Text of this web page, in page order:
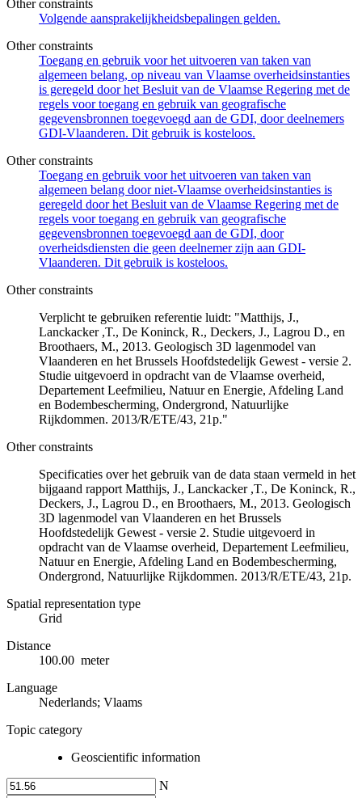
Other constraints
Volgende aansprakelijkheidsbepalingen gelden.
Other constraints
Toegang en gebruik voor het uitvoeren van taken van
algemeen belang, op niveau van Vlaamse overheidsinstanties
is geregeld door het Besluit van de Vlaamse Regering met de
regels voor toegang en gebruik van geografische
gegevensbronnen toegevoegd aan de GDI, door deelnemers
GDI-Vlaanderen. Dit gebruik is kosteloos.
Other constraints
Toegang en gebruik voor het uitvoeren van taken van
algemeen belang door niet-Vlaamse overheidsinstanties is
geregeld door het Besluit van de Vlaamse Regering met de
regels voor toegang en gebruik van geografische
gegevensbronnen toegevoegd aan de GDI, door
overheidsdiensten die geen deelnemer zijn aan GDI-
Vlaanderen. Dit gebruik is kosteloos.
Other constraints
Verplicht te gebruiken referentie luidt: "Matthijs, J.,
Lanckacker ,T., De Koninck, R., Deckers, J., Lagrou D., en
Broothaers, M., 2013. Geologisch 3D lagenmodel van
Vlaanderen en het Brussels Hoofdstedelijk Gewest - versie 2.
Studie uitgevoerd in opdracht van de Vlaamse overheid,
Departement Leefmilieu, Natuur en Energie, Afdeling Land
en Bodembescherming, Ondergrond, Natuurlijke
Rijkdommen. 2013/R/ETE/43, 21p."
Other constraints
Specificaties over het gebruik van de data staan vermeld in het
bijgaand rapport Matthijs, J., Lanckacker ,T., De Koninck, R.,
Deckers, J., Lagrou D., en Broothaers, M., 2013. Geologisch
3D lagenmodel van Vlaanderen en het Brussels
Hoofdstedelijk Gewest - versie 2. Studie uitgevoerd in
opdracht van de Vlaamse overheid, Departement Leefmilieu,
Natuur en Energie, Afdeling Land en Bodembescherming,
Ondergrond, Natuurlijke Rijkdommen. 2013/R/ETE/43, 21p.
Spatial representation type
Grid
Distance
100.00 meter
Language
Nederlands; Vlaams
Topic category
Geoscientific information
N